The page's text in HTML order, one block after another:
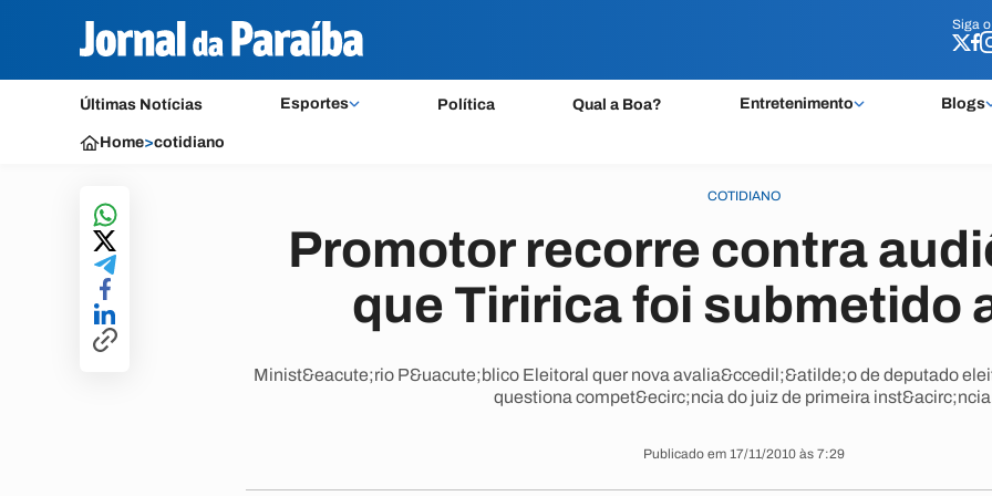
Siga o
Últimas Notícias Esportes Política Qual a Boa? Entretenimento Blogs
Siga o
Home>cotidiano
COTIDIANO
Promotor recorre contra
que Tiririca foi submetido
Minist&eacute;rio P&uacute;blico Eleitoral quer nova avalia&ccedil;&atilde;o de deputado
questiona compet&ecirc;ncia do juiz de primeira
Publicado em 17/11/2010 às 7:29